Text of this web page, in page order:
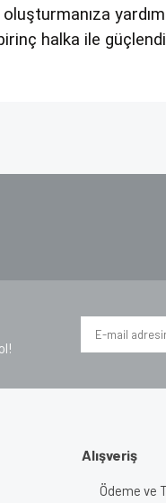
halka ile
Alışveriş
Ödeme ve